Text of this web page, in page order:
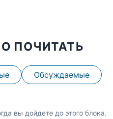
ПОЧИТАТЬ
Обсуждаемые
вы дойдете до этого блока.